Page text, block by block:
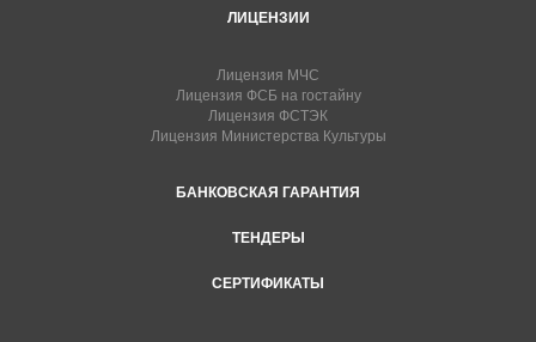
ЛИЦЕНЗИИ
Лицензия МЧС
Лицензия ФСБ на гостайну
Лицензия ФСТЭК
Лицензия Министерства Культуры
БАНКОВСКАЯ ГАРАНТИЯ
ТЕНДЕРЫ
СЕРТИФИКАТЫ